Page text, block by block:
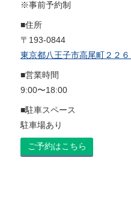
※事前予約制
■住所
〒193-0844
東京都八王子市高尾町２２
■営業時間
9:00〜18:00
■駐車スペース
駐車場あり
ご予約はこちら